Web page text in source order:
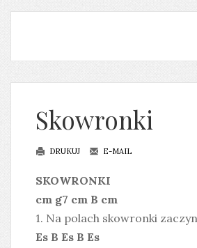
Skowronki
DRUKUJ E-MAIL
SKOWRONKI
cm g7 cm B cm
1. Na polach skowronki
Es B Es B Es